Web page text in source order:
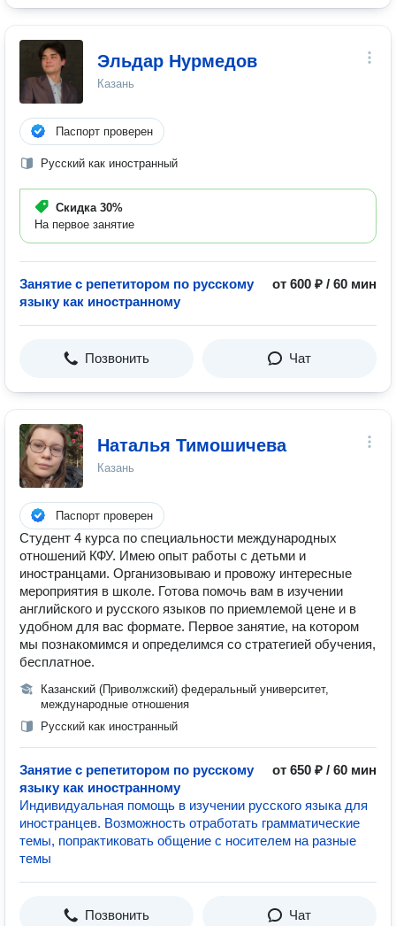
Эльдар Нурмедов
Казань
Паспорт проверен
Русский как иностранный
Скидка 30%
На первое занятие
Занятие с репетитором по русскому
языку как иностранному
от 600 ₽ / 60 мин
Позвонить Чат
Наталья Тимошичева
Казань
Паспорт проверен
Студент 4 курса по специальности международных
отношений КФУ. Имею опыт работы с детьми и
иностранцами. Организовываю и провожу интересные
мероприятия в школе. Готова помочь вам в изучении
английского и русского языков по приемлемой цене и в
удобном для вас формате. Первое занятие, на котором
мы познакомимся и определимся со стратегией обучения,
бесплатное.
Казанский (Приволжский) федеральный университет,
международные отношения
Русский как иностранный
Занятие с репетитором по русскому
языку как иностранному
от 650 ₽ / 60 мин
Индивидуальная помощь в изучении русского языка для
иностранцев. Возможность отработать грамматические
темы, попрактиковать общение с носителем на разные
темы
Позвонить Чат